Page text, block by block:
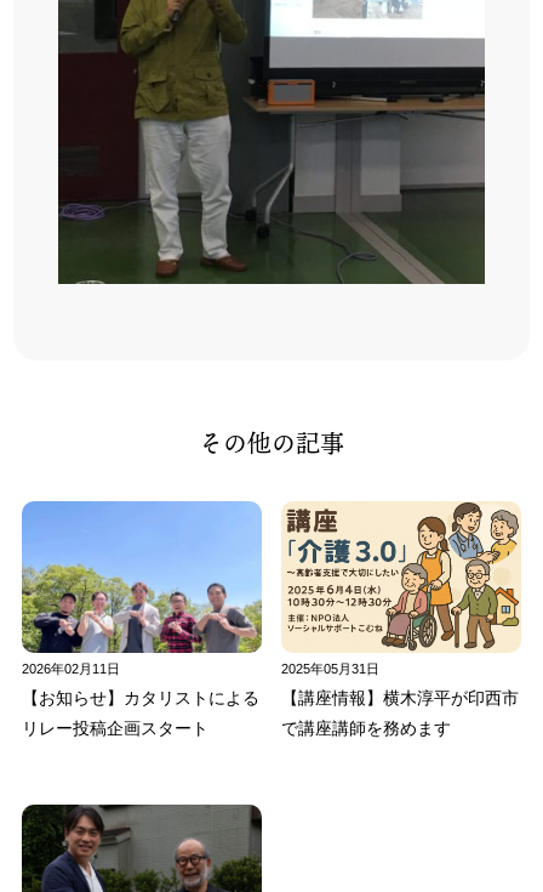
その他の記事
2026年02月11日
【お知らせ】カタリストによる
リレー投稿企画スタート
2025年05月31日
【講座情報】横木淳平が印西市
で講座講師を務めます